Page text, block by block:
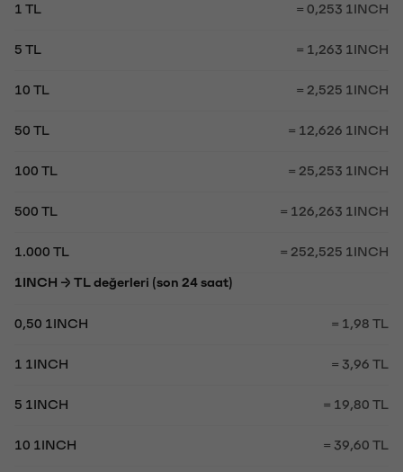
1 TL = 0,253 1INCH
5 TL = 1,263 1INCH
10 TL = 2,525 1INCH
50 TL = 12,626 1INCH
100 TL = 25,253 1INCH
500 TL = 126,263 1INCH
1.000 TL = 252,525 1INCH
1INCH → TL değerleri (son 24 saat)
0,50 1INCH = 1,98 TL
1 1INCH = 3,96 TL
5 1INCH = 19,80 TL
10 1INCH = 39,60 TL